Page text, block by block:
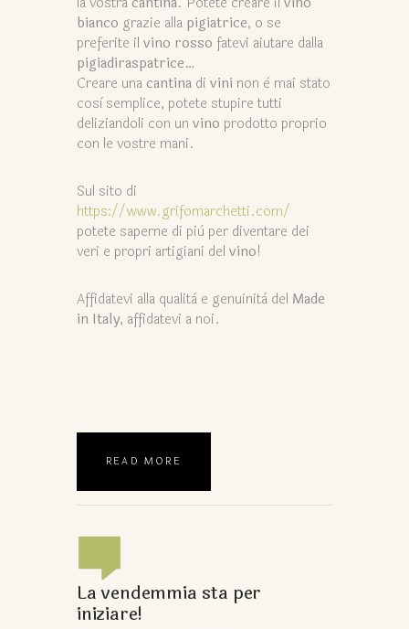
bianco grazie alla pigiatrice, o se
preferite il vino rosso fatevi aiutare dalla
pigiadiraspatrice…
Creare unacantina di vini non è mai stato
così semplice, potete stupire tutti
deliziandoli con un vino prodotto proprio
con le vostre mani.
Sul sito di
https://www.grifomarchetti.com/
potete saperne di più per diventare dei
veri e propri artigiani del vino!
Affidatevi alla qualità e genuinità del Made
in Italy, affidatevi a noi.
READ MORE
La vendemmia sta per
iniziare!